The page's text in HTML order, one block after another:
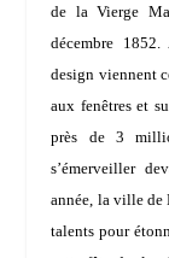
de la Vierge
décembre
design viennent
aux fenêtres et
près de 3
s’émerveiller
année, la ville de
talents pour